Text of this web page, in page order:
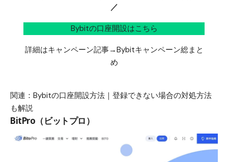
／
Bybitの口座開設はこちら
詳細はキャンペーン記事→Bybitキャンペーン総まと
め
関連： Bybitの口座開設方法｜登録できない場合の対処方法
も解説
BitPro（ビットプロ）